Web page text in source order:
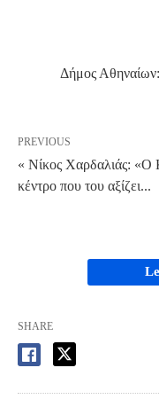
Δήμος
PREVIOUS
« Νίκος Χαρδαλιάς: «Ο
κέντρο που του αξίζει...
SHARE